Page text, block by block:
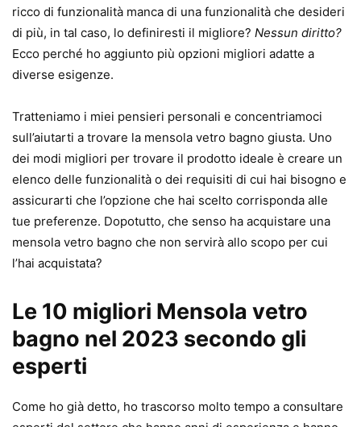
ricco di funzionalità manca di una funzionalità che desideri
di più, in tal caso, lo definiresti il ​​migliore? Nessun diritto?
Ecco perché ho aggiunto più opzioni migliori adatte a
diverse esigenze.
Tratteniamo i miei pensieri personali e concentriamoci
sull’aiutarti a trovare la mensola vetro bagno giusta. Uno
dei modi migliori per trovare il prodotto ideale è creare un
elenco delle funzionalità o dei requisiti di cui hai bisogno e
assicurarti che l’opzione che hai scelto corrisponda alle
tue preferenze. Dopotutto, che senso ha acquistare una
mensola vetro bagno che non servirà allo scopo per cui
l’hai acquistata?
Le 10 migliori Mensola vetro
bagno nel 2023 secondo gli
esperti
Come ho già detto, ho trascorso molto tempo a consultare